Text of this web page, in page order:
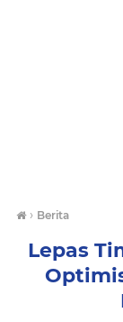
› Berita
Lepas